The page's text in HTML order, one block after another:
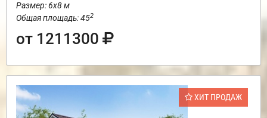
Размер: 6х8 м
Общая площадь: 452
от 1211300
ХИТ ПРОДАЖ